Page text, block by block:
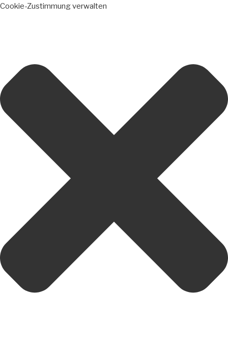
Cookie-Zustimmung verwalten